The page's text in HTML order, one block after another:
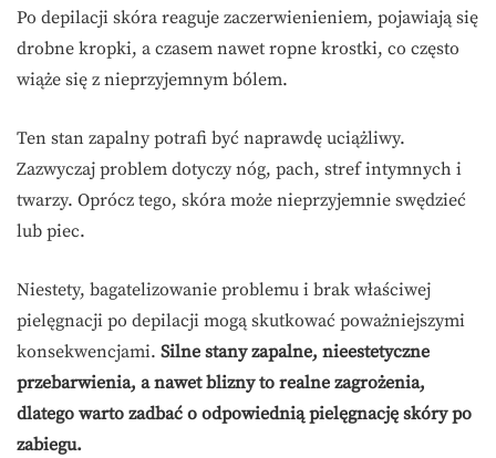
Po depilacji skóra reaguje zaczerwienieniem, pojawiają się
drobne kropki, a czasem nawet ropne krostki, co często
wiąże się z nieprzyjemnym bólem.
Ten stan zapalny potrafi być naprawdę uciążliwy.
Zazwyczaj problem dotyczy nóg, pach, stref intymnych i
twarzy. Oprócz tego, skóra może nieprzyjemnie swędzieć
lub piec.
Niestety, bagatelizowanie problemu i brak właściwej
pielęgnacji po depilacji mogą skutkować poważniejszymi
konsekwencjami. Silne stany zapalne, nieestetyczne
przebarwienia, a nawet blizny to realne zagrożenia,
dlatego warto zadbać o odpowiednią pielęgnację skóry po
zabiegu.